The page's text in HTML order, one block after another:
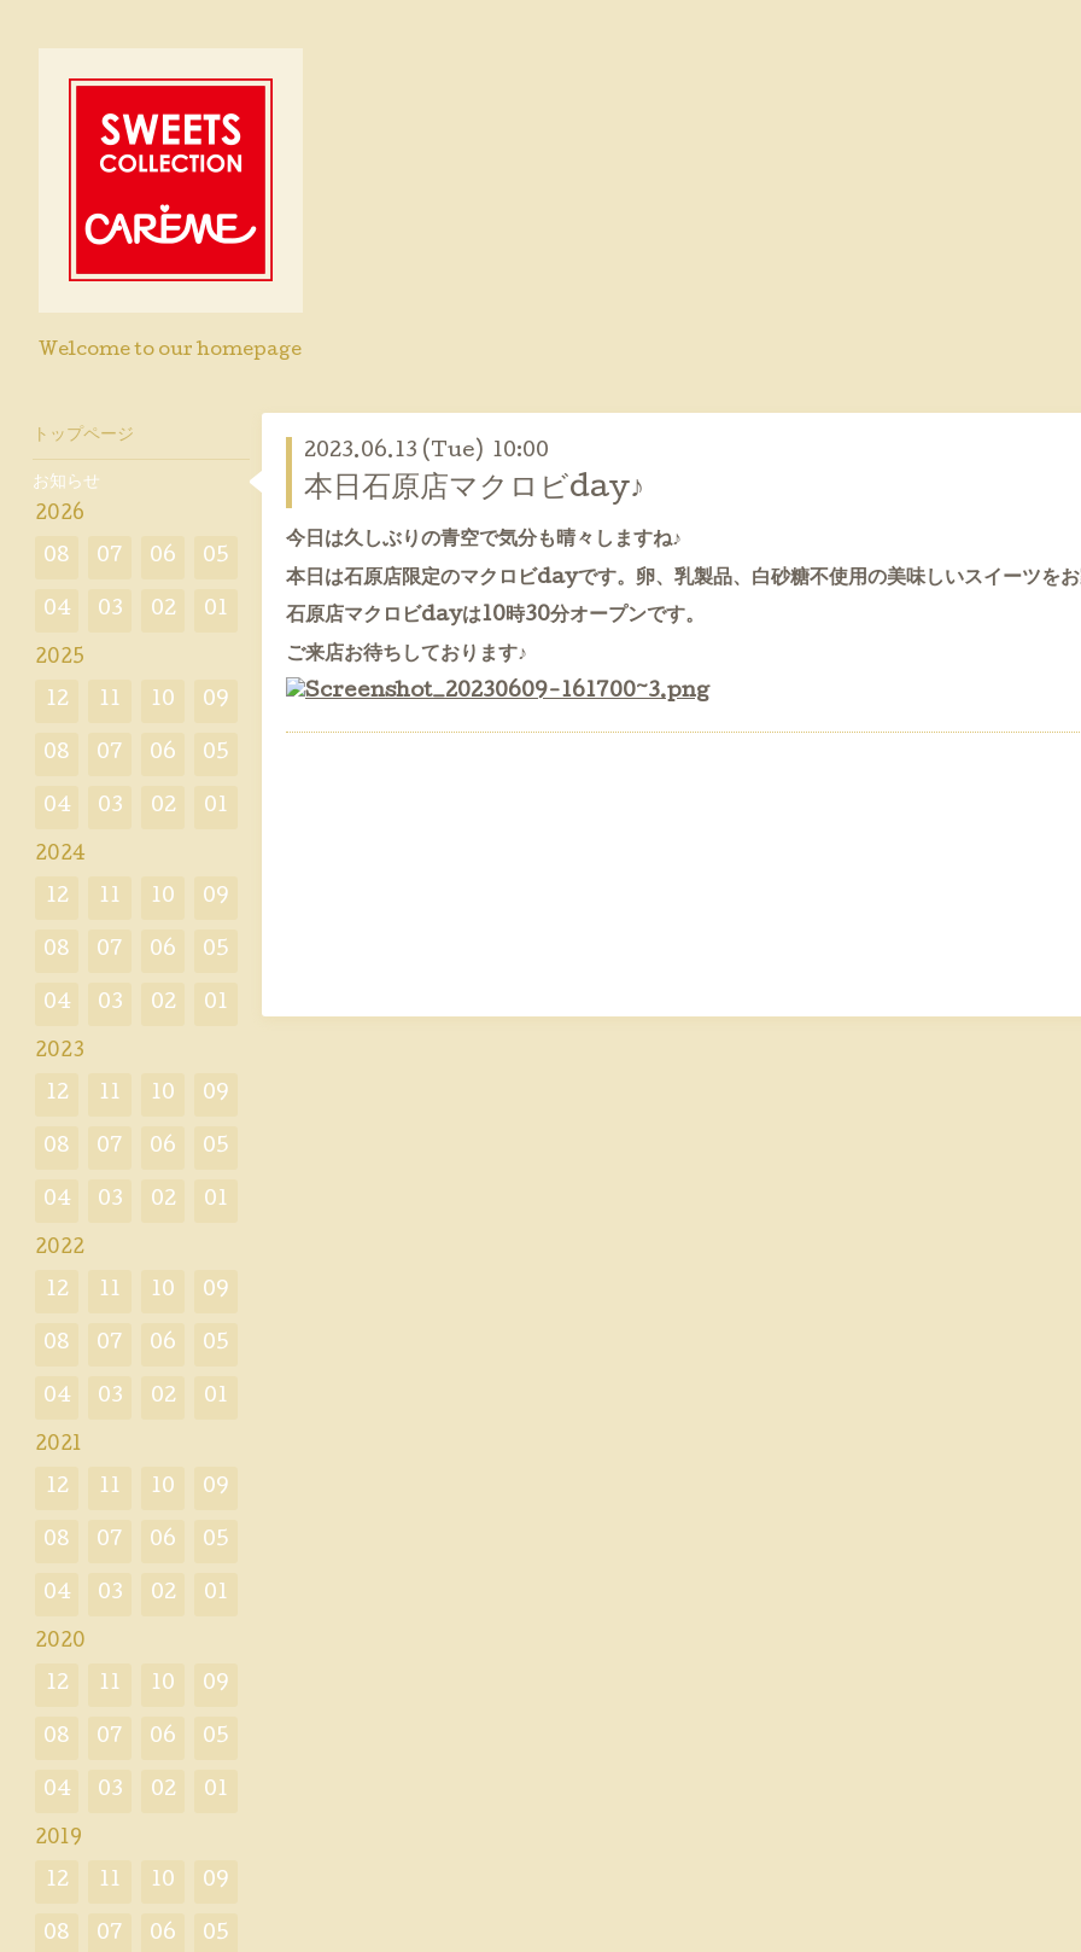
Welcome to our homepage
2023.06.13 (Tue) 10:00
本日石原店マクロビday♪
今日は久しぶりの青空で気分も晴々しますね♪
本日は石原店限定のマクロビdayです。 卵、乳製品、白砂糖不使用の美味しいスイーツを
石原店マクロビdayは10時30分オープンです。
ご来店お待ちしております♪
トップページ
お知らせ
2026
08 07 06 05
04 03 02 01
2025
12 11 10 09
08 07 06 05
04 03 02 01
2024
12 11 10 09
08 07 06 05
04 03 02 01
2023
12 11 10 09
08 07 06 05
04 03 02 01
2022
12 11 10 09
08 07 06 05
04 03 02 01
2021
12 11 10 09
08 07 06 05
04 03 02 01
2020
12 11 10 09
08 07 06 05
04 03 02 01
2019
12 11 10 09
08 07 06 05